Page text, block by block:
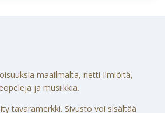
maailmalta, netti-ilmiöitä,
ja musiikkia.
tavaramerkki. Sivusto voi sisältää